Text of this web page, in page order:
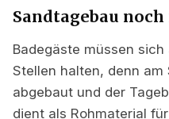
Sandtagebau
Badegäste müssen
Stellen halten, denn am
abgebaut und der
dient als Rohmaterial